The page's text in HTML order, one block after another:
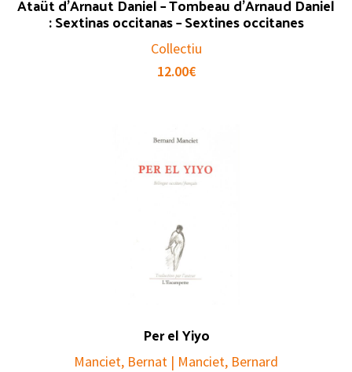
: Sextinas occitanas – Sextines occitanes
Collectiu
12.00€
Per el Yiyo
Manciet, Bernat | Manciet, Bernard